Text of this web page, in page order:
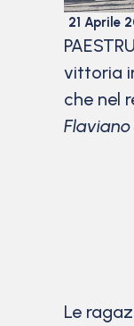
21 Aprile
vittoria
che nel
Le